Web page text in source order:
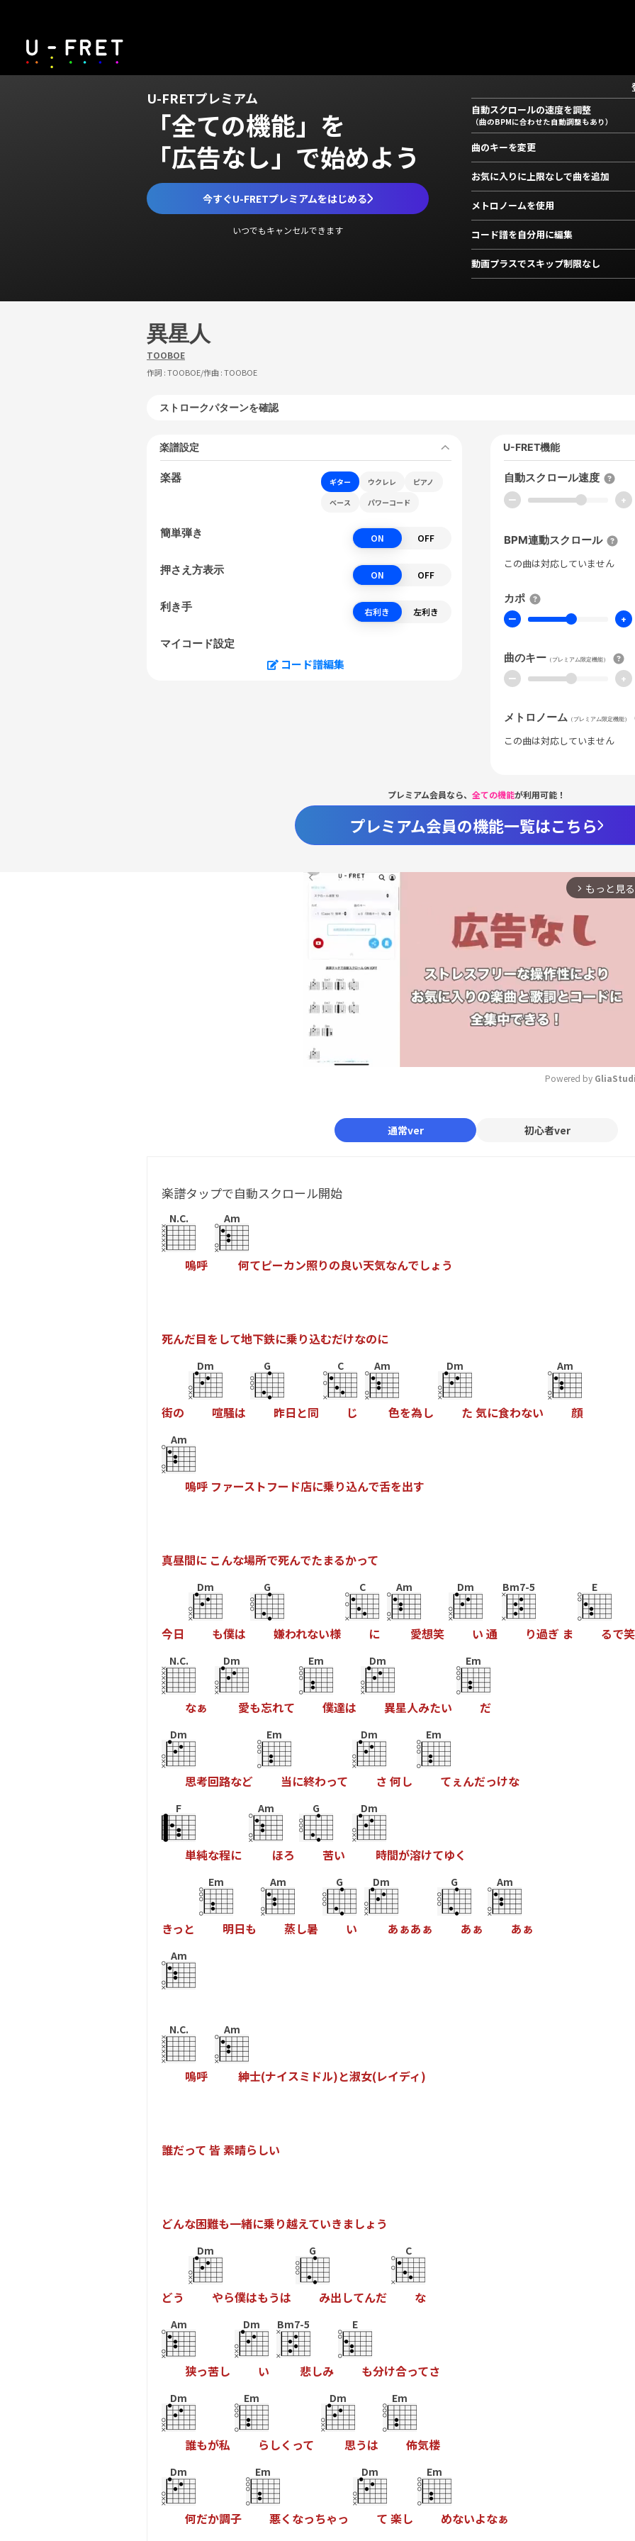
U-FRETプレミアム
「全ての機能」を
「広告なし」で始めよう
今すぐU-FRETプレミアムをはじめる
いつでもキャンセルできます
自動スクロールの速度を調整
（曲のBPMに合わせた自動調整もあり）
曲のキーを変更
お気に入りに上限なしで曲を追加
メトロノームを使用
コード譜を自分用に編集
動画プラスでスキップ制限なし
異星人
TOOBOE
作詞 :TOOBOE/作曲 :TOOBOE
ストロークパターンを確認
楽譜設定
楽器 ギター ウクレレ
ピアノ
ベース
パワーコード
簡単弾き ON OFF
押さえ方表示 ON OFF
利き手 右利き 左利き
マイコード設定
コード譜編集
U-FRET機能
自動スクロール速度
ー +
BPM連動スクロール
この曲は対応していません
カポ
ー +
曲のキー （プレミアム限定機能）
ー +
メトロノーム （プレミアム限定機能）
この曲は対応していません
プレミアム会員なら、 全ての機能が利用可能！
プレミアム会員の機能一覧はこちら
arrow_forward_ios もっと見る
Powered by
通常ver 初心者ver
楽譜タップで自動スクロール開始
N.C.
嗚呼
Am
何てピーカン照りの良い天気なんでしょ う
死んだ目をして地下鉄に乗り込むだけなのに
街の
Dm
喧騒は
G
昨日 と同
C
じ
Am
色を為し
Dm
た 気に食わない
Am
顔
Am
嗚呼 フ ァース トフー ド店に乗り込んで舌を出す
真昼間に こんな場所で死んでたまるかって
今日
Dm
も僕は
G
嫌われない様
C
に
Am
愛想笑
Dm
い 通
Bm7-5
り過ぎ ま
E
るで笑
N.C.
なぁ
Dm
愛も忘れて
Em
僕達は
Dm
異星人みたい
Em
だ
Dm
思考回路など
Em
当に終わって
Dm
さ 何し
Em
てぇんだっけな
F
単純な程に
Am
ほろ
G
苦い
Dm
時間が溶けてゆく
きっ と
Em
明日も
Am
蒸し暑
G
い
Dm
あぁあぁ
G
あぁ
Am
あぁ
Am
N.C.
嗚呼
Am
紳士(ナイスミ ドル)と淑女(レイディ)
誰だって 皆素晴ら しい
どんな困難も一緒に乗り越えていき ましょ う
どう
Dm
やら僕はもうは
G
み出してんだ
C
な
Am
狭っ苦し
Dm
い
Bm7-5
悲しみ
E
も分け合ってさ
Dm
誰もが私
Em
ら しく って
Dm
思うは
Em
佈気楼
Dm
何だか調子
Em
悪く なっちゃっ
Dm
て 楽し
Em
めないよなぁ